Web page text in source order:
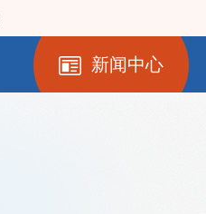
新闻中心